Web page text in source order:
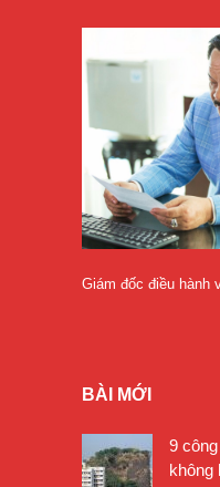
Giám đốc điều hành
BÀI MỚI
9
không